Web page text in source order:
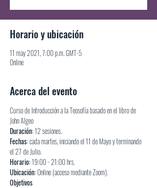
Horario y ubicación
11 may 2021, 7:00 p.m. GMT-5
Online
Acerca del evento
Curso de Introducción a la Teosofía basado en el libro de
John Algeo
Duración: 12 sesiones.
Fechas: cada martes, iniciando el 11 de Mayo y terminando
el 27 de Julio.
Horario: 19:00 - 21:00 hrs.
Ubicación: Online (acceso mediante Zoom).
Objetivos